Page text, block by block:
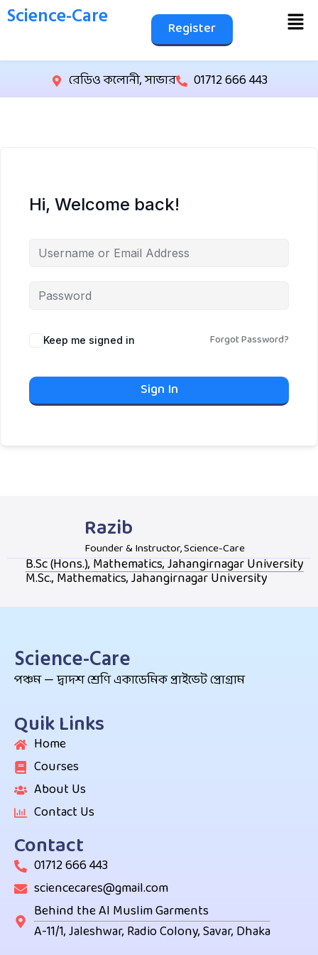
Science-Care Register
রেডিও কলোনী, সাভার 01712 666 443
Hi, Welcome back!
Keep me signed in Forgot Password?
Sign In
Razib
Founder & Instructor, Science-Care
B.Sc (Hons.), Mathematics, Jahangirnagar University
M.Sc., Mathematics, Jahangirnagar University
Science-Care
পঞ্চম — দ্বাদশ শ্রেণি একাডেমিক প্রাইভেট প্রোগ্রাম
Quik Links
Home
Courses
About Us
Contact Us
Contact
01712 666 443
sciencecares@gmail.com
Behind the Al Muslim Garments
A-11/1, Jaleshwar, Radio Colony, Savar, Dhaka